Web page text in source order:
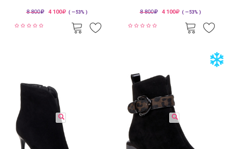
8 800 4 100 ( —53% ) 8 800 4 100 ( —53% )